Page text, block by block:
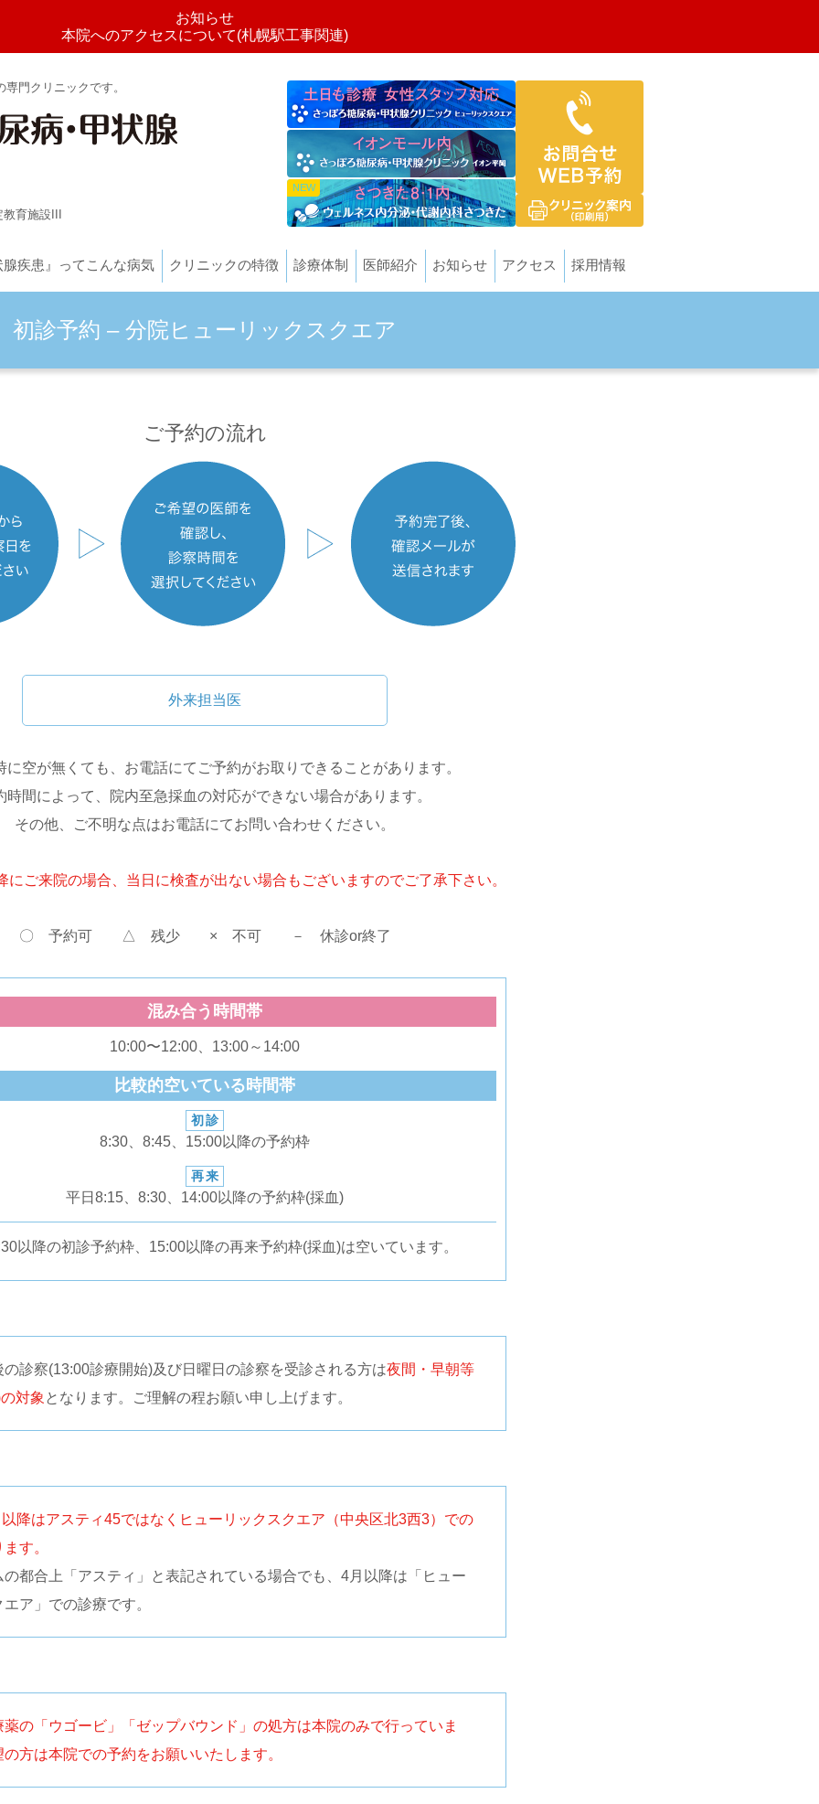
お知らせ
本院へのアクセスについて(札幌駅工事関連)
門クリニックです。
育施設III
腺疾患』ってこんな病気 クリニックの特徴 診療体制 医師紹介 お知らせ アクセス 採用情報
初診予約 – 分院ヒューリックスクエア
ご予約の流れ
外来担当医
に空が無くても、お電話にてご予約がお取りできることがあります。
時間によって、院内至急採血の対応ができない場合があります。
その他、ご不明な点はお電話にてお問い合わせください。
ご来院の場合、当日に検査が出ない場合もございますのでご了承下さい。
〇 予約可 △ 残少 × 不可 － 休診or終了
混み合う時間帯
10:00〜12:00、13:00～14:00
比較的空いている時間帯
初診
8:30、8:45、15:00以降の予約枠
再来
平日8:15、8:30、14:00以降の予約枠(採血)
以降の初診予約枠、15:00以降の再来予約枠(採血)は空いています。
の診察(13:00診療開始)及び日曜日の診察を受診される方は夜間・早朝等
対象 となります。ご理解の程お願い申し上げます。
降はアスティ45ではなくヒューリックスクエア（中央区北3西3）での
す。
都合上「アスティ」と表記されている場合でも、4月以降は「ヒュー
ア」での診療です。
薬の「ウゴービ」「ゼップバウンド」の処方は本院のみで行っていま
方は本院での予約をお願いいたします。